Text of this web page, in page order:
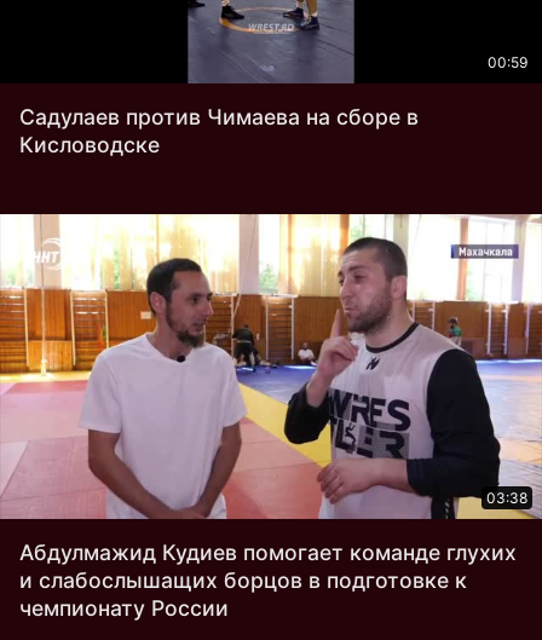
00:59
Садулаев против Чимаева на сборе в
Кисловодске
03:38
Абдулмажид Кудиев помогает команде глухих
и слабослышащих борцов в подготовке к
чемпионату России